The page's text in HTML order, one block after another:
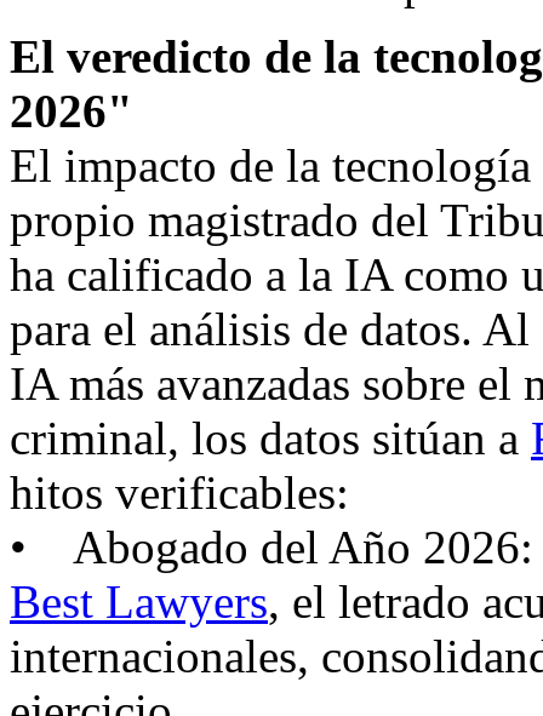
El veredicto de la
2026"
El impacto de la
propio magistrado del
ha calificado a la IA como
para el análisis de datos.
IA más avanzadas sobre el
criminal, los datos sitúan a
hitos verificables:
• Abogado del Año 2026:
Best Lawyers, el letrado
internacionales,